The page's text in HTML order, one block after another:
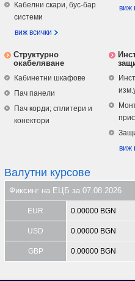
Кабелни скари, бус-бар
системи
виж всички
виж
Структурно
окабеляване
Кабинетни шкафове
Пач панели
Пач корди; сплитери и
конектори
виж
Валутни курсове
Фиксинг на ЕЦБ за 07.08.2026
EUR 0.00000 BGN
USD 0.00000 BGN
GBP 0.00000 BGN